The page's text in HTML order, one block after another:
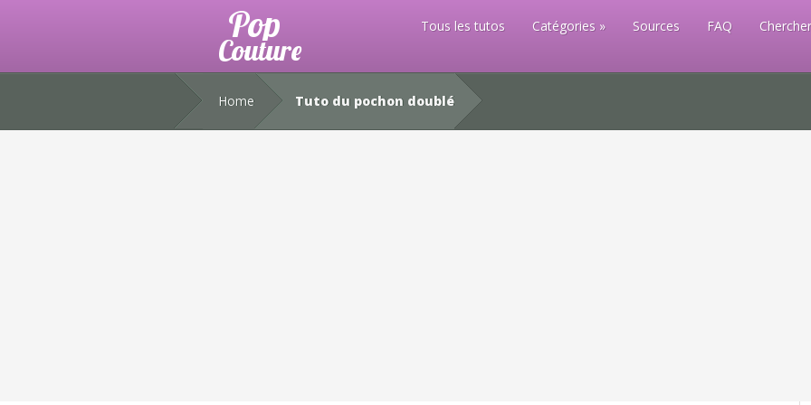
Tous les tutos Catégories Sources FAQ
Home Tuto du pochon doublé